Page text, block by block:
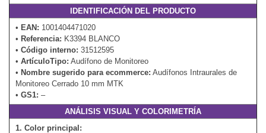
IDENTIFICACIÓN DEL PRODUCTO
• EAN: 1001404471020
• Referencia: K3394 BLANCO
• Código interno: 31512595
• ArtículoTipo: Audífono de Monitoreo
• Nombre sugerido para ecommerce: Audífonos Intraurales de
Monitoreo Cerrado 10 mm MTK
• GS1: –
ANÁLISIS VISUAL Y COLORIMETRÍA
1. Color principal: